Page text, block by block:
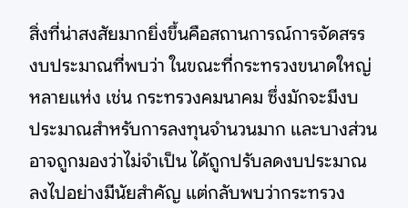
สิ่งที่น่าสงสัยมากยิ่งขึ้นคือสถานการณ์การจัดสรร
งบประมาณที่พบว่า ในขณะที่กระทรวงขนาดใหญ่
หลายแห่ง เช่น กระทรวงคมนาคม ซึ่งมักจะมีงบ
ประมาณสำหรับการลงทุนจำนวนมาก และบางส่วน
อาจถูกมองว่าไม่จำเป็น ได้ถูกปรับลดงบประมาณ
ลงไปอย่างมีนัยสำคัญ แต่กลับพบว่ากระทรวง